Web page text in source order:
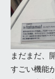
まだまだ、
すごい機能